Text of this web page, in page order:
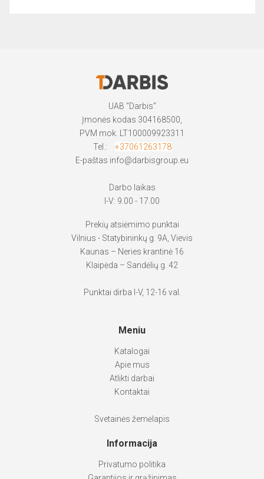
UAB "Darbis"
Įmonės kodas 304168500,
PVM mok. LT100009923311
Tel.:
+37061263178
E-paštas info@darbisgroup.eu
Darbo laikas
I-V: 9.00 - 17.00
Prekių atsiėmimo punktai
Vilnius - Statybininkų g. 9A, Vievis
Kaunas – Neries krantinė 16
Klaipėda – Sandėlių g. 42
Punktai dirba I-V, 12-16 val.
Meniu
Katalogai
Apie mus
Atlikti darbai
Kontaktai
Svetainės žemėlapis
Informacija
Privatumo politika